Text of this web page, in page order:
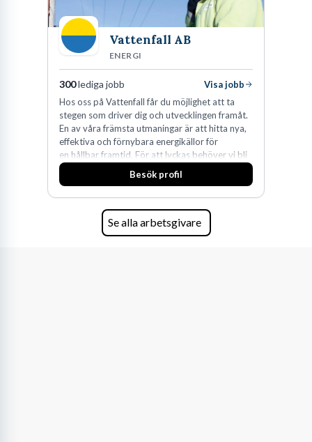
Vattenfall AB
ENERGI
300lediga jobb
Visa jobb
Hos oss på Vattenfall får du möjlighet att ta
stegen som driver dig och utvecklingen framåt.
En av våra främsta utmaningar är att hitta nya,
effektiva och förnybara energikällor för
en hållbar framtid. För att lyckas behöver vi bli
fler medarbetare som vill göra skillnad.
Besök profil
Se alla arbetsgivare